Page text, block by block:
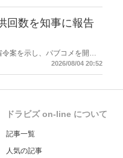
回数を知事に報告
案を示し、パブコメを開始
内容や薬剤及び医薬品に関す
2026/08/04 20:52
ドラビズ on-line について
記事一覧
人気の記事